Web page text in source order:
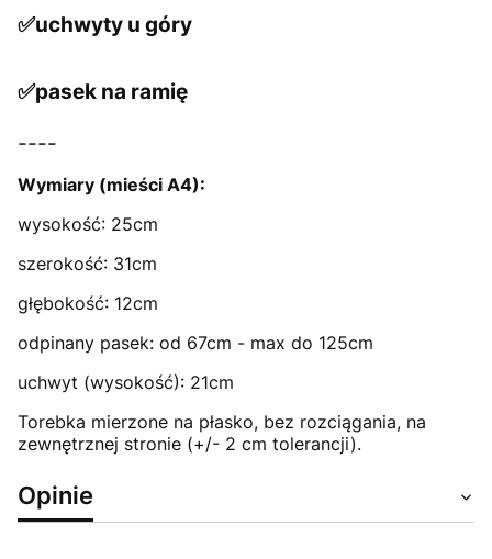
✅uchwyty u góry
✅pasek na ramię
----
Wymiary (mieści A4):
wysokość: 25cm
szerokość: 31cm
głębokość: 12cm
odpinany pasek: od 67cm - max do 125cm
uchwyt (wysokość): 21cm
Torebka mierzone na płasko, bez rozciągania, na
zewnętrznej stronie (+/- 2 cm tolerancji).
Opinie